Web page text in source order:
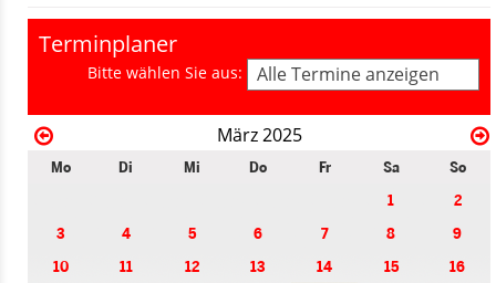
Terminplaner
Bitte wählen Sie aus: Alle Termine anzeigen
März 2025
Mo Di Mi Do Fr Sa
So
1
2
3
4 5 6 7 8
9
10
11 12 13 14 15
16